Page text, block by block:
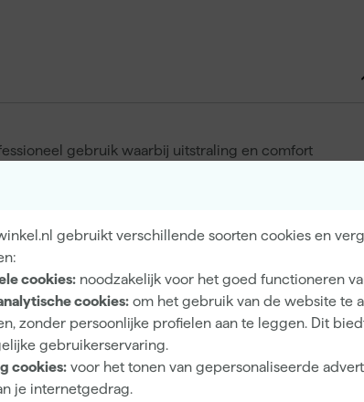
gebruikt verschillende soorten cookies en
cookies: noodzakelijk voor het goed functioneren
cookies: om het gebruik van de website te
zonder persoonlijke profielen aan te leggen. Dit
gebruikerservaring.
cookies: voor het tonen van gepersonaliseerde
je internetgedrag.
gebruik waarbij uitstraling en comfort
veelvuldig dragen en wassen. De knopenlijst is extra
gebruik. Aan de onderkant zijn zijsplitten
het werken. De ribmanchetten aan de mouwen
de mouwen goed blijven zitten. Dit poloshirt is een
zien op de werkvloer.